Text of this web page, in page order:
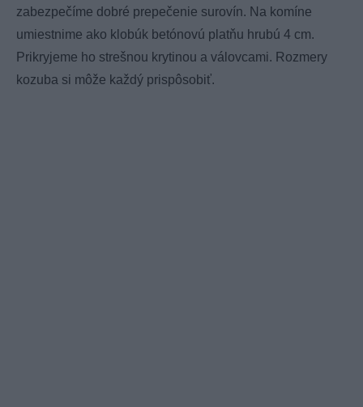
zabezpečíme dobré prepečenie surovín. Na komíne
umiestnime ako klobúk betónovú platňu hrubú 4 cm.
Prikryjeme ho strešnou krytinou a válovcami. Rozmery
kozuba si môže každý prispôsobiť.